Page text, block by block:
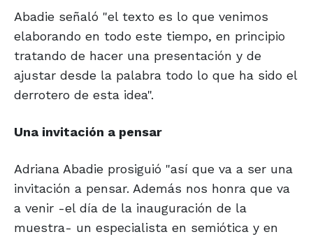
Abadie señaló "el texto es lo que venimos
elaborando en todo este tiempo, en principio
tratando de hacer una presentación y de
ajustar desde la palabra todo lo que ha sido el
derrotero de esta idea".
Una invitación a pensar
Adriana Abadie prosiguió "así que va a ser una
invitación a pensar. Además nos honra que va
a venir -el día de la inauguración de la
muestra- un especialista en semiótica y en